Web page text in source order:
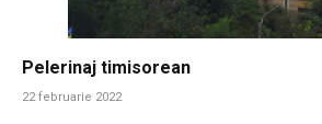
Pelerinaj timisorean
22 februarie 2022